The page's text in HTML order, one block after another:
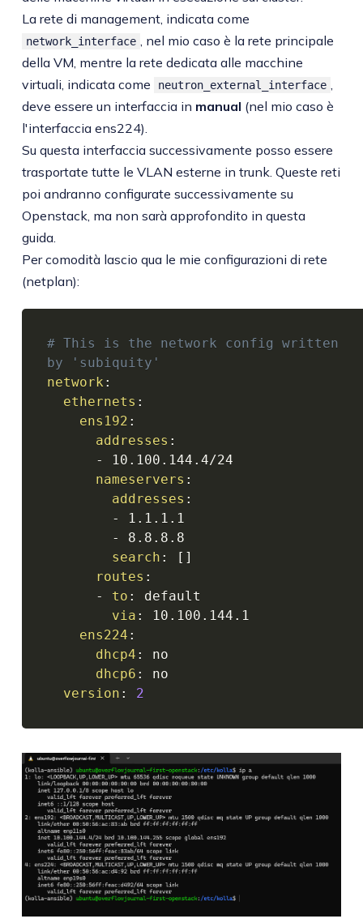
La rete di management, indicata come
network_interface
, nel mio caso è la rete principale
della VM, mentre la rete dedicata alle macchine
virtuali, indicata come
neutron_external_interface
deve essere un interfaccia in manual (nel mio caso è
l'interfaccia ens224).
Su questa interfaccia successivamente posso essere
trasportate tutte le VLAN esterne in trunk. Queste reti
poi andranno configurate successivamente su
Openstack, ma non sarà approfondito in questa
guida.
Per comodità lascio qua le mie configurazioni di rete
(netplan):
# This is the network config written
by 'subiquity'
network :
ethernets :
ens192 :
addresses :
-
10.100.144.4/24
nameservers :
addresses :
-
1.1.1.1
-
8.8.8.8
search : [ ]
routes :
-
to :
default
via :
10.100.144.1
ens224 :
dhcp4 :
no
dhcp6 :
no
version : 2